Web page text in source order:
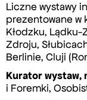
Liczne wystawy
prezentowane w
Kłodzku,
Zdroju,
Berlinie, Cluji
Kurator wystaw,
i Foremki,